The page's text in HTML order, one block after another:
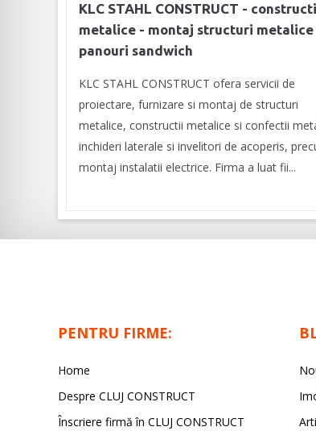
KLC STAHL CONSTRUCT -
metalice - montaj structuri metalice
panouri sandwich
KLC STAHL CONSTRUCT ofera servicii de
proiectare, furnizare si montaj de structuri
metalice, constructii metalice si confectii
inchideri laterale si invelitori de acoperis,
montaj instalatii electrice. Firma a luat fii...
PENTRU FIRME:
Home
Despre CLUJ CONSTRUCT
Înscriere firmă în CLUJ CONSTRUCT